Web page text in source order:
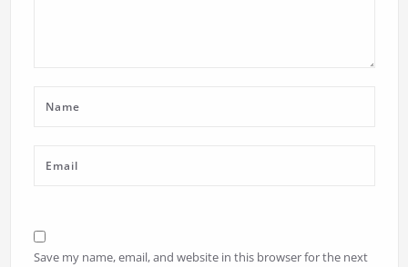
Save my name, email, and website in this browser for the next